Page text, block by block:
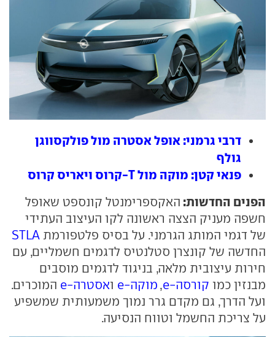
דרבי גרמני: אופל אסטרה מול פולקסווגן
גולף
פנאי קטן: מוקה מול T-קרוס ויאריס קרוס
הפנים החדשות: האקספרימנטל קונספט שאופל
חשפה מעניק הצצה ראשונה לקו העיצוב העתידי
של דגמי המותג הגרמני. על בסיס פלטפורמת STLA
החדשה של קונצרן סטלנטיס לדגמים חשמליים, עם
חירות עיצובית מלאה, בניגוד לדגמים מוסבים
מבנזין כמו קורסה-e , מוקה-e ואסטרה-e
המוכרים.
ועל הדרך, גם מקדם גרר נמוך משמעותית שמשפיע
על צריכת החשמל וטווח הנסיעה.